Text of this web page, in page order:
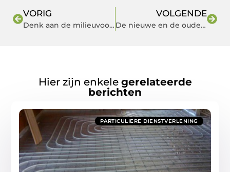
VORIG
Denk aan de milieuvoorschriften bij het kopen van een paardenmestcontainer
VOLGENDE
De nieuwe en de oude media: 2 handen op 1 buik!
Hier zijn enkele gerelateerde
berichten
PARTICULIERE DIENSTVERLENING